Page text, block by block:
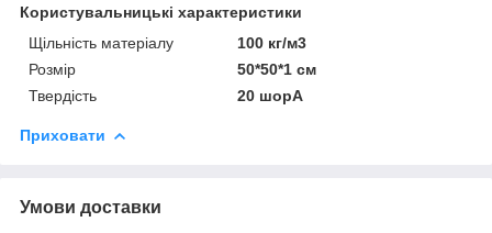
Користувальницькі характеристики
Щільність матеріалу
100 кг/м3
Розмір
50*50*1 см
Твердість
20 шорА
Приховати
Умови доставки